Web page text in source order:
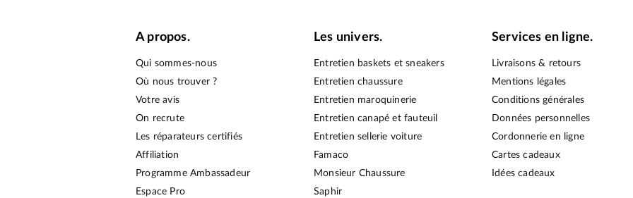
A propos.
Qui sommes-nous
Où nous trouver ?
Votre avis
On recrute
Les réparateurs certifiés
Affiliation
Programme Ambassadeur
Espace Pro
Les univers.
Entretien baskets et sneakers
Entretien chaussure
Entretien maroquinerie
Entretien canapé et fauteuil
Entretien sellerie voiture
Famaco
Monsieur Chaussure
Saphir
Services en ligne.
Livraisons & retours
Mentions légales
Conditions générales
Données personnelles
Cordonnerie en ligne
Cartes cadeaux
Idées cadeaux